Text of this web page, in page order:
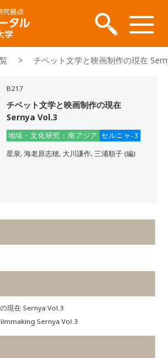
> チベット文学と映画制作の現在
B217
チベット文学と映画制作の現在
Sernya Vol.3
地域・文化研究：南アジア セルニャ-3
星泉, 海老原志穂, 大川謙作, 三浦順子 (編)
現在 Sernya Vol.3
Sernya Vol.3